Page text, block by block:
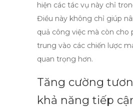
hiện các tác vụ này chỉ
Điều này không chỉ giúp
quả công việc mà còn cho
trung vào các chiến lược
quan trọng hơn.
Tăng cường
khả năng tiếp